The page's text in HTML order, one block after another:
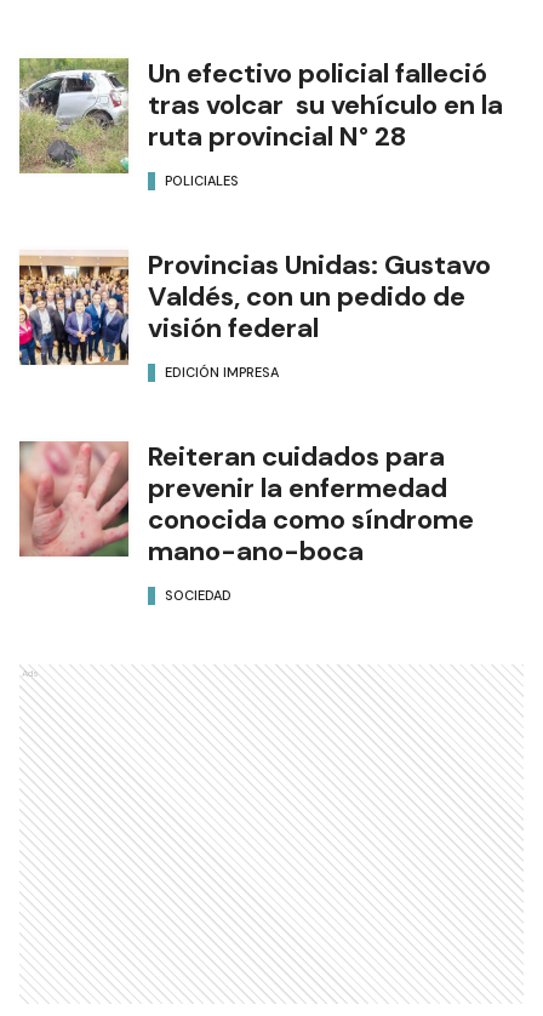
Un efectivo policial falleció
tras volcar su vehículo en la
ruta provincial N° 28
POLICIALES
Provincias Unidas: Gustavo
Valdés, con un pedido de
visión federal
EDICIÓN IMPRESA
Reiteran cuidados para
prevenir la enfermedad
conocida como síndrome
mano-ano-boca
SOCIEDAD
Ads